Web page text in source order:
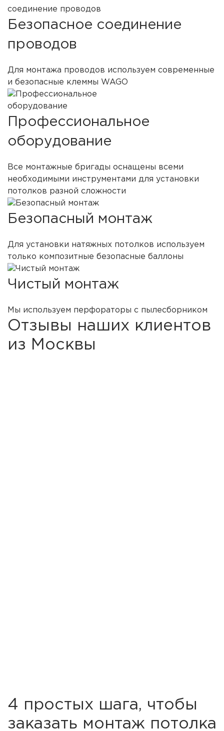
Безопасное соединение
проводов
Для монтажа проводов используем современные
и безопасные клеммы WAGO
Профессиональное
оборудование
Все монтажные бригады оснащены всеми
необходимыми инструментами для установки
потолков разной сложности
Безопасный монтаж
Для установки натяжных потолков используем
только композитные безопасные баллоны
Чистый монтаж
Мы используем перфораторы с пылесборником
Отзывы наших клиентов
из Москвы
4 простых шага, чтобы
заказать монтаж потолка